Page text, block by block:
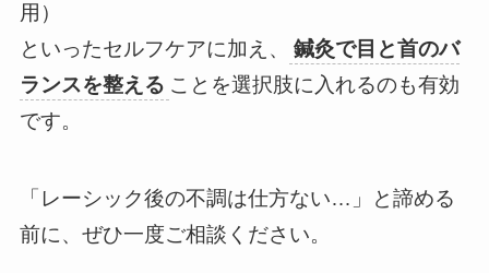
用）
といったセルフケアに加え、
鍼灸で目と首のバ
ランスを整える ことを選択肢に入れるのも有効
です。
「レーシック後の不調は仕方ない…」と諦める
前に、ぜひ一度ご相談ください。